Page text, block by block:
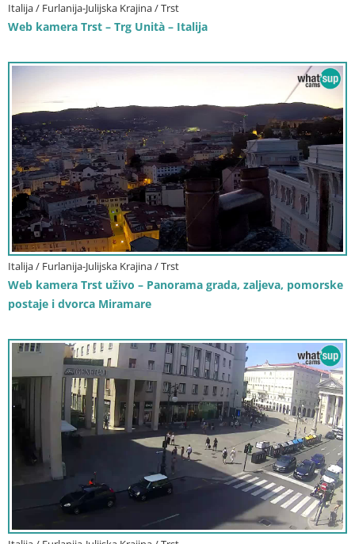
Italija / Furlanija-Julijska Krajina / Trst
Web kamera Trst – Trg Unità – Italija
Italija / Furlanija-Julijska Krajina / Trst
Web kamera Trst uživo – Panorama grada, zaljeva, pomorske
postaje i dvorca Miramare